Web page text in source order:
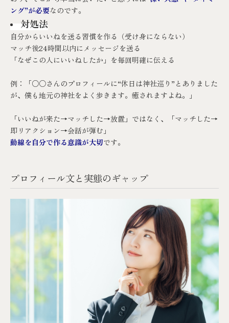
ング”が必要なのです。
対処法
自分からいいねを送る習慣を作る（受け身にならない）
マッチ後24時間以内にメッセージを送る
「なぜこの人にいいねしたか」を毎回明確に伝える
例：「○○さんのプロフィールに“休日は神社巡り”とありました
が、僕も地元の神社をよく歩きます。癒されますよね。」
「いいねが来た→マッチした→放置」ではなく、「マッチした→
即リアクション→会話が弾む」
動線を自分で作る意識が大切です。
プロフィール文と実態のギャップ